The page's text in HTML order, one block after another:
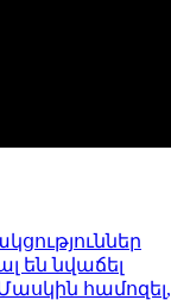
են նվաճել
համոզել,